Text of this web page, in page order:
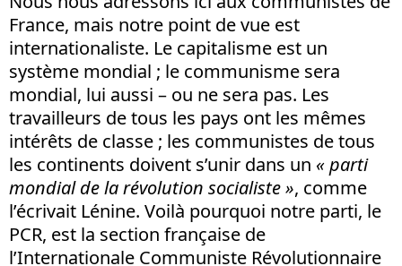
France, mais notre point de vue est
internationaliste. Le capitalisme est un
système mondial ; le communisme sera
mondial, lui aussi – ou ne sera pas. Les
travailleurs de tous les pays ont les mêmes
intérêts de classe ; les communistes de tous
les continents doivent s’unir dans un « parti
mondial de la révolution socialiste », comme
l’écrivait Lénine. Voilà pourquoi notre parti, le
PCR, est la section française de
l’Internationale Communiste Révolutionnaire